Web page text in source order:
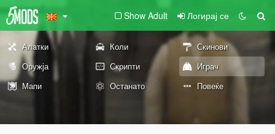
Show Adult Логирај се
Алатки Коли
Скинови
Оружја
Скрипти
Играч
Мапи
Останато Повеќе